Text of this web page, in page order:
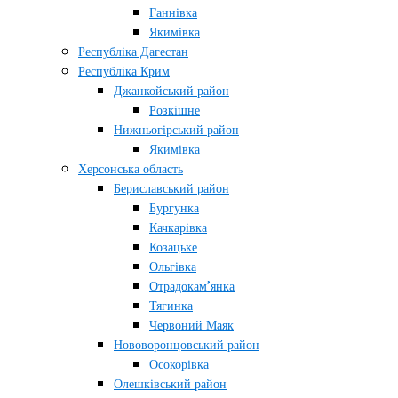
Ганнівка
Якимівка
Республіка Дагестан
Республіка Крим
Джанкойський район
Розкішне
Нижньогірський район
Якимівка
Херсонська область
Бериславський район
Бургунка
Качкарівка
Козацьке
Ольгівка
Отрадокам’янка
Тягинка
Червоний Маяк
Нововоронцовський район
Осокорівка
Олешківський район